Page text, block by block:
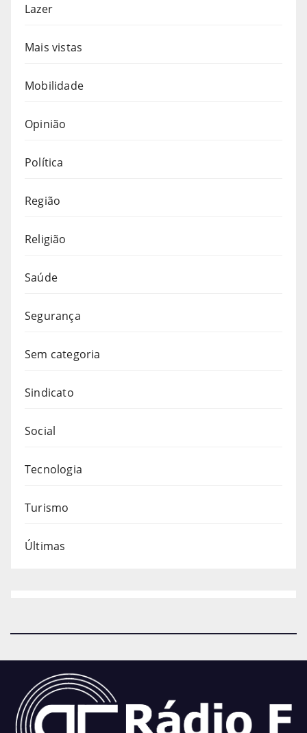
Lazer
Mais vistas
Mobilidade
Opinião
Política
Região
Religião
Saúde
Segurança
Sem categoria
Sindicato
Social
Tecnologia
Turismo
Últimas